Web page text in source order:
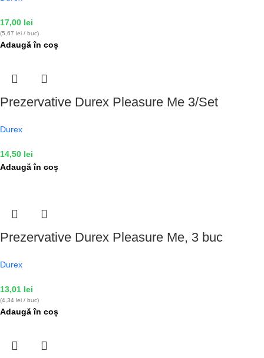
17,00 lei
(5,67 lei / buc)
Adaugă în coș
Prezervative Durex Pleasure Me 3/Set
Durex
14,50 lei
Adaugă în coș
Prezervative Durex Pleasure Me, 3 buc
Durex
13,01 lei
(4,34 lei / buc)
Adaugă în coș